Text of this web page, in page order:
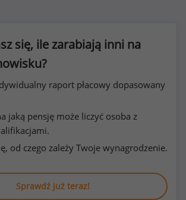
się, ile zarabiają inni na
raport płacowy dopasowany
jaką pensję może liczyć osoba z
od czego zależy Twoje wynagrodzenie.
Sprawdź już teraz!